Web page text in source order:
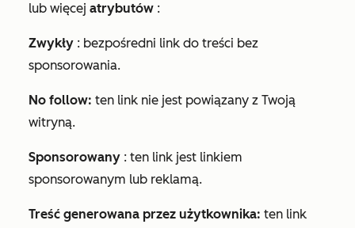
lub więcej atrybutów :
Zwykły : bezpośredni link do treści bez
sponsorowania.
No follow: ten link nie jest powiązany z Twoją
witryną.
Sponsorowany : ten link jest linkiem
sponsorowanym lub reklamą.
Treść generowana przez użytkownika: ten link